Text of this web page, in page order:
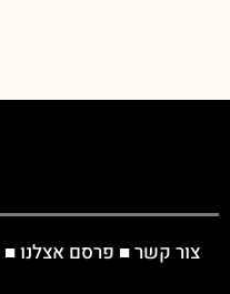
צור קשר■ פרסם אצלנו■